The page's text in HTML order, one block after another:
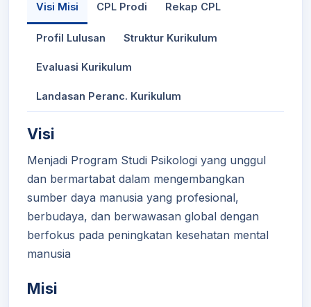
Visi Misi CPL Prodi Rekap CPL
Profil Lulusan Struktur Kurikulum
Evaluasi Kurikulum
Landasan Peranc. Kurikulum
Visi
Menjadi Program Studi Psikologi yang unggul
dan bermartabat dalam mengembangkan
sumber daya manusia yang profesional,
berbudaya, dan berwawasan global dengan
berfokus pada peningkatan kesehatan mental
manusia
Misi